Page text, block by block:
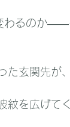
わるのか
玄関先が
を広げて